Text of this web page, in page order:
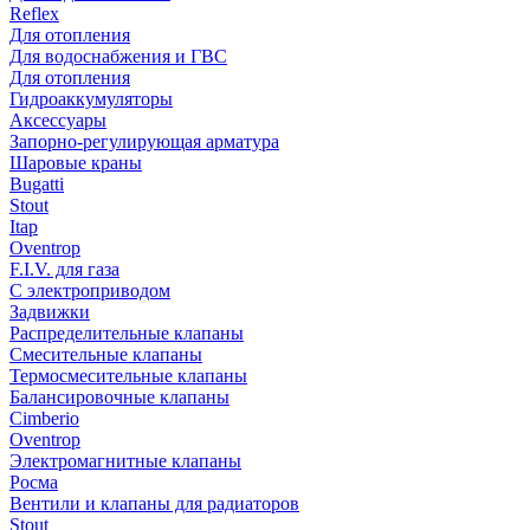
Reflex
Для отопления
Для водоснабжения и ГВС
Для отопления
Гидроаккумуляторы
Аксессуары
Запорно-регулирующая арматура
Шаровые краны
Bugatti
Stout
Itap
Oventrop
F.I.V. для газа
С электроприводом
Задвижки
Распределительные клапаны
Cмесительные клапаны
Термосмесительные клапаны
Балансировочные клапаны
Cimberio
Oventrop
Электромагнитные клапаны
Росма
Вентили и клапаны для радиаторов
Stout